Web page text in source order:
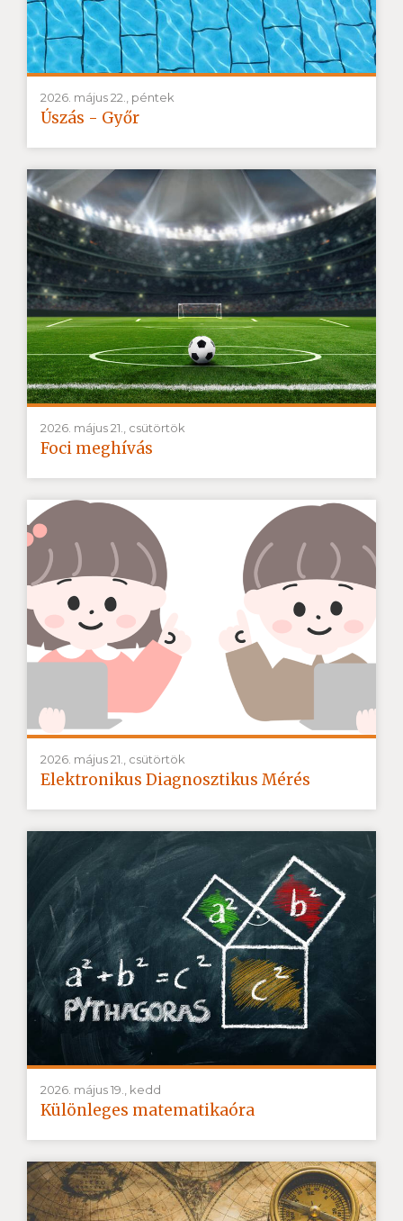
2026. május 22., péntek
Úszás - Győr
2026. május 21., csütörtök
Foci meghívás
2026. május 21., csütörtök
Elektronikus Diagnosztikus Mérés
2026. május 19., kedd
Különleges matematikaóra